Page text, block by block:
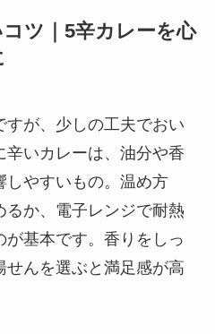
ツ｜5辛カレーを心
すが、少しの工夫でおい
辛いカレーは、油分や香
しやすいもの。温め方
るか、電子レンジで耐熱
基本です。香りをしっ
せんを選ぶと満足感が高